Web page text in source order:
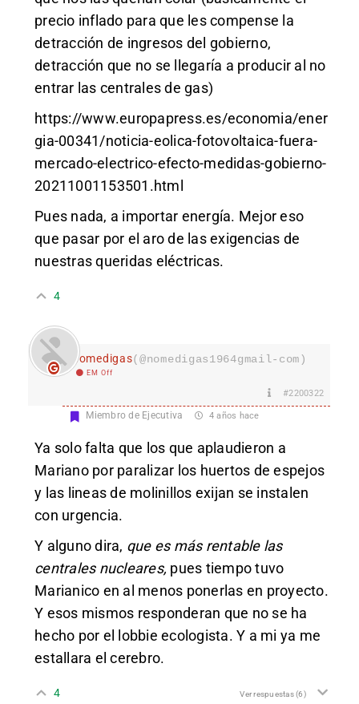
precio inflado para que les compense la
detracción de ingresos del gobierno,
detracción que no se llegaría a producir al no
entrar las centrales de gas)
https://www.europapress.es/economia/ener
gia-00341/noticia-eolica-fotovoltaica-fuera-
mercado-electrico-efecto-medidas-gobierno-
20211001153501.html
Pues nada, a importar energía. Mejor eso
que pasar por el aro de las exigencias de
nuestras queridas eléctricas.
4
nomedigas(@nomedigas1964gmail-com)
EM Off
#2200322
Miembro de Ejecutiva 4 años hace
Ya solo falta que los que aplaudieron a
Mariano por paralizar los huertos de espejos
y las lineas de molinillos exijan se instalen
con urgencia.
Y alguno dira, que es más rentable las
centrales nucleares, pues tiempo tuvo
Marianico en al menos ponerlas en proyecto.
Y esos mismos responderan que no se ha
hecho por el lobbie ecologista. Y a mi ya me
estallara el cerebro.
4 Ver respuestas(6)